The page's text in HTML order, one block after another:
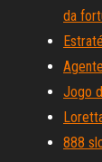
da
Jogo
888